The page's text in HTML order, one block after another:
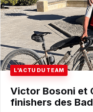
L'ACTU DU TEAM
Victor Bosoni et
finishers des